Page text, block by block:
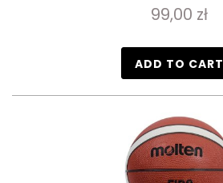
99,00 zł
ADD TO CART